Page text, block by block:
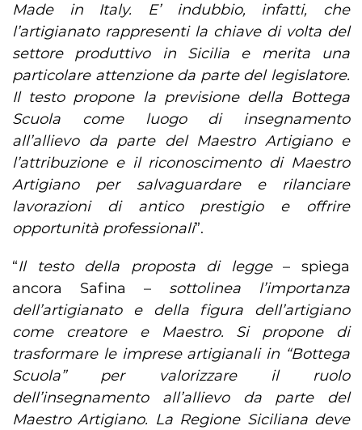
Made in Italy. E’ indubbio, infatti, che
l’artigianato rappresenti la chiave di volta del
settore produttivo in Sicilia e merita una
particolare attenzione da parte del legislatore.
Il testo propone la previsione della Bottega
Scuola come luogo di insegnamento
all’allievo da parte del Maestro Artigiano e
l’attribuzione e il riconoscimento di Maestro
Artigiano per salvaguardare e rilanciare
lavorazioni di antico prestigio e offrire
opportunità professionali”.
“Il testo della proposta di legge– spiega
ancora Safina – sottolinea l’importanza
dell’artigianato e della figura dell’artigiano
come creatore e Maestro. Si propone di
trasformare le imprese artigianali in “Bottega
Scuola” per valorizzare il ruolo
dell’insegnamento all’allievo da parte del
Maestro Artigiano. La Regione Siciliana deve